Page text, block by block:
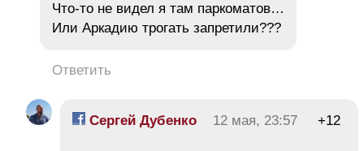
Что-то не видел я там паркоматов…
Или Аркадию трогать запретили???
Ответить
Сергей Дубенко 12 мая, 23:57 +12